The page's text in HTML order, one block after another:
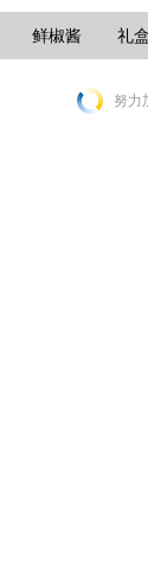
鲜椒酱 礼
努力